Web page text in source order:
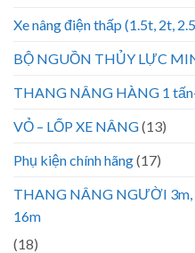
Xe nâng điện thấp (1.5t, 2t,
BỘ NGUỒN THỦY LỰC
THANG NÂNG HÀNG 1
VỎ – LỐP XE NÂNG(13)
Phụ kiện chính hãng(17)
THANG NÂNG NGƯỜI 3m,
16m
(18)